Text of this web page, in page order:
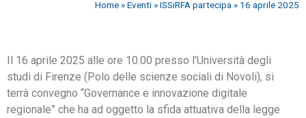
Home »Eventi »ISSiRFA partecipa » 16 aprile 2025
Il 16 aprile 2025 alle ore 10.00 presso l’Università degli
studi di Firenze (Polo delle scienze sociali di Novoli), si
terrà convegno “Governance e innovazione digitale
regionale” che ha ad oggetto la sfida attuativa della legge